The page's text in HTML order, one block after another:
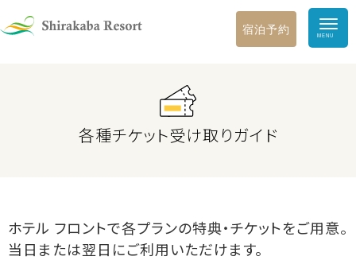
ガーデン・
アウトドア
どうぶつ王国
スノーパーク
美術館
宿泊予約
各種チケット受け取りガイド
ホテル フロントで各プランの特典・チケットをご用意。
当日または翌日にご利用いただけます。